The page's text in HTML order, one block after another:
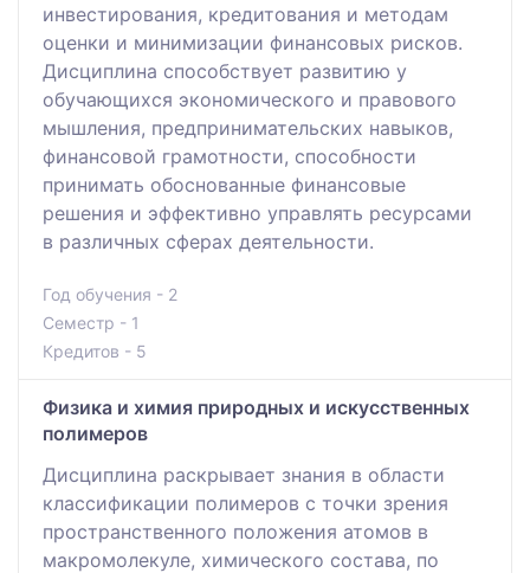
инвестирования, кредитования и методам
оценки и минимизации финансовых рисков.
Дисциплина способствует развитию у
обучающихся экономического и правового
мышления, предпринимательских навыков,
финансовой грамотности, способности
принимать обоснованные финансовые
решения и эффективно управлять ресурсами
в различных сферах деятельности.
Год обучения - 2
Семестр - 1
Кредитов - 5
Физика и химия природных и искусственных
полимеров
Дисциплина раскрывает знания в области
классификации полимеров с точки зрения
пространственного положения атомов в
макромолекуле, химического состава, по